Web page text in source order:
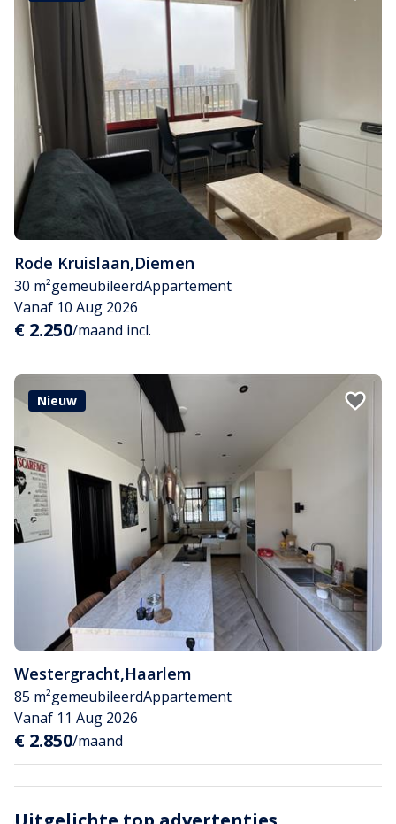
Rode Kruislaan,Diemen
30 m²gemeubileerdAppartement
Vanaf 10 Aug 2026
€ 2.250/maand incl.
Nieuw
Westergracht,Haarlem
85 m²gemeubileerdAppartement
Vanaf 11 Aug 2026
€ 2.850/maand